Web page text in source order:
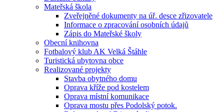
Mateřská škola
Zveřejněné dokumenty na úř. desce zřizovatele
Informace o zpracování osobních údajů
Zápis do Mateřské školy
Obecní knihovna
Fotbalový klub AK Velká Štáhle
Turistická ubytovna obce
Realizované projekty
Stavba obytného domu
Oprava kříže pod kostelem
Oprava místní komunikace
Oprava mostu přes Podolský potok.